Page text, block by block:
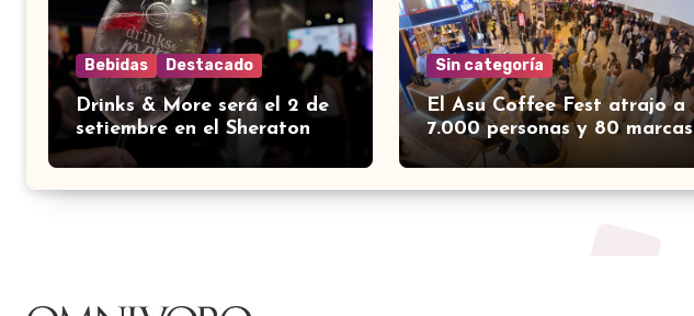
Bebidas Destacado
Drinks & More será el 2 de
setiembre en el Sheraton
Sin categoría
El Asu Coffee Fest atrajo a
7.000 personas y 80 marcas